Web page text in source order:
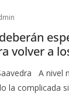
volver a
A nivel
la complicada